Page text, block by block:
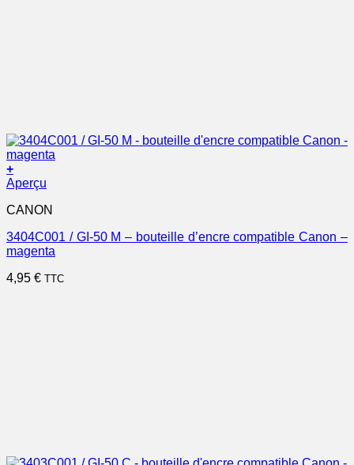
+
Aperçu
CANON
3404C001 / GI-50 M – bouteille d’encre compatible Canon –
magenta
4,95 € TTC